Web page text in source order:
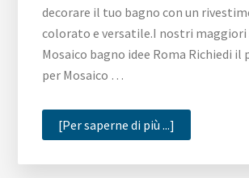
decorare il tuo bagno con un
colorato e versatile.I nostri maggiori
Mosaico bagno idee Roma Richiedi il
per Mosaico …
[Per saperne di più ...]
bagno
idee